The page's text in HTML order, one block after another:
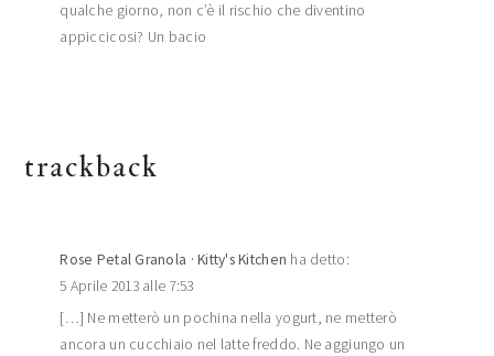
qualche giorno, non c’è il rischio che diventino
appiccicosi? Un bacio
trackback
Rose Petal Granola · Kitty's Kitchen ha detto:
5 Aprile 2013 alle 7:53
[…] Ne metterò un pochina nella yogurt, ne metterò
ancora un cucchiaio nel latte freddo. Ne aggiungo un